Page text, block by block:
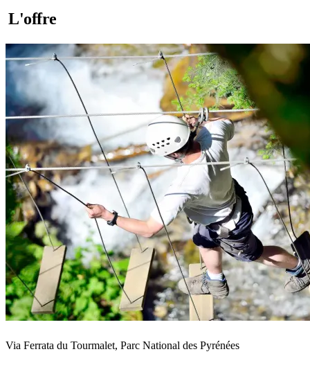
L'offre
Via Ferrata du Tourmalet, Parc National des Pyrénées